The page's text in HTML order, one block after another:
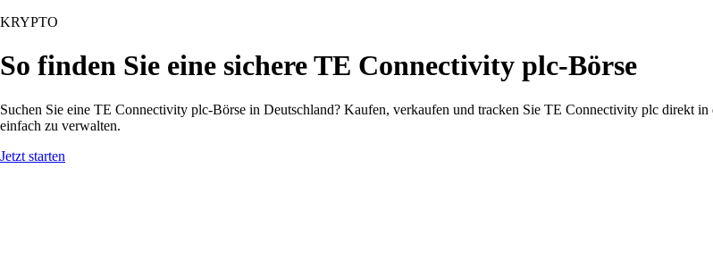
KRYPTO
So finden Sie eine sichere TE Connectivity plc-Börse
Suchen Sie eine TE Connectivity plc-Börse in Deutschland? Kaufen, verkaufen und tracken Sie TE Connectivity plc direkt
einfach zu verwalten.
Jetzt starten